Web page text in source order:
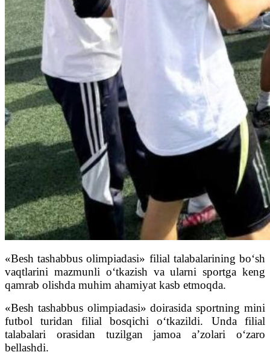
«Besh tashabbus olimpiadasi» filial talabalarining bo‘sh
vaqtlarini mazmunli o‘tkazish va ularni sportga keng
qamrab olishda muhim ahamiyat kasb etmoqda.
«Besh tashabbus olimpiadasi» doirasida sportning mini
futbol turidan filial bosqichi o‘tkazildi. Unda filial
talabalari orasidan tuzilgan jamoa a’zolari o‘zaro
bellashdi.